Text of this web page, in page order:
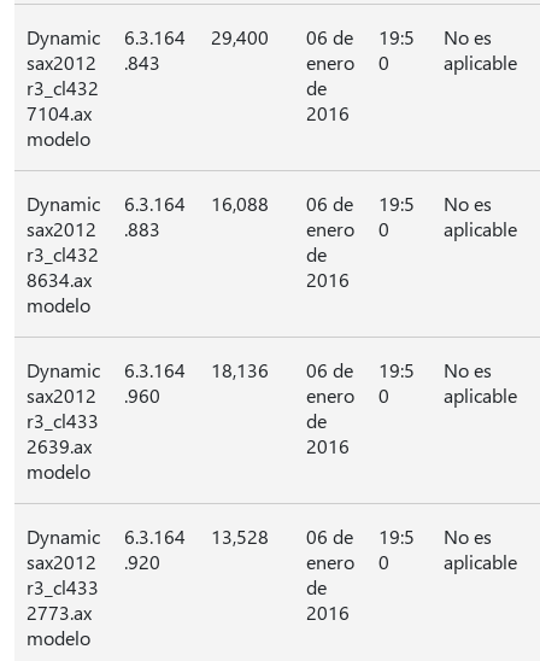
Dynamic
sax2012
r3_cl432
7104.ax
modelo
6.3.164
.843
29,400
06 de
enero
de
2016
19:5
0
No es
aplicable
Dynamic
sax2012
r3_cl432
8634.ax
modelo
6.3.164
.883
16,088
06 de
enero
de
2016
19:5
0
No es
aplicable
Dynamic
sax2012
r3_cl433
2639.ax
modelo
6.3.164
.960
18,136
06 de
enero
de
2016
19:5
0
No es
aplicable
Dynamic
sax2012
r3_cl433
2773.ax
modelo
6.3.164
.920
13,528
06 de
enero
de
2016
19:5
0
No es
aplicable